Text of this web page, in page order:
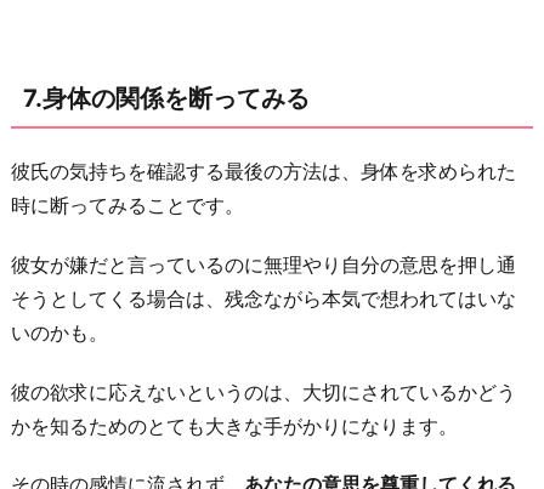
7.身体の関係を断ってみる
彼氏の気持ちを確認する最後の方法は、身体を求められた
時に断ってみることです。
彼女が嫌だと言っているのに無理やり自分の意思を押し通
そうとしてくる場合は、残念ながら本気で想われてはいな
いのかも。
彼の欲求に応えないというのは、大切にされているかどう
かを知るためのとても大きな手がかりになります。